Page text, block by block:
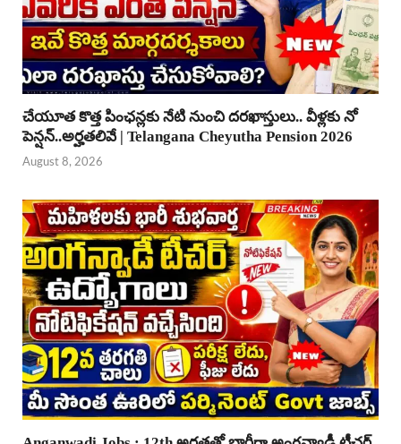
చేయూత కొత్త పింఛన్లకు నేటి నుంచి దరఖాస్తులు.. వీళ్లకు నో
పెన్షన్..అర్హతలివే | Telangana Cheyutha Pension 2026
August 8, 2026